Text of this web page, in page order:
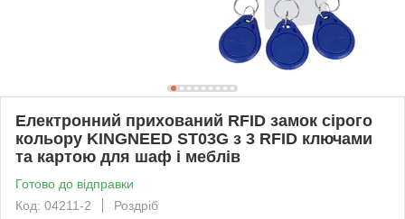
Електронний прихований RFID замок сірого
кольору KINGNEED ST03G з 3 RFID ключами
та картою для шаф і меблів
Готово до відправки
Код: 04211-2
Роздріб